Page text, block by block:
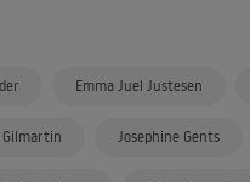
Emma Juel Justesen
Gilmartin Josephine Gents